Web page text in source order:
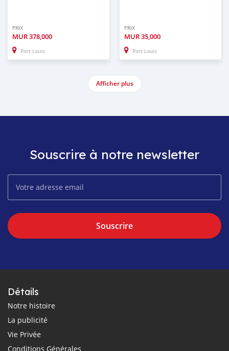
PRIX
MUR378,000
Port Louis
PRIX
MUR35,000
Port Louis
Afficher plus
Souscrire à notre newsletter
Souscrire
Détails
Notre histoire
La publicité
Vie Privée
Conditions Générales